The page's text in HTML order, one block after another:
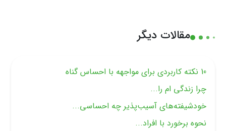
مقالات دیگر
10 نکته کاربردی برای مواجهه با احساس گناه
چرا زندگی ام را...
خودشیفته‌های آسیب‌پذیر چه احساسی...
نحوه برخورد با افراد...